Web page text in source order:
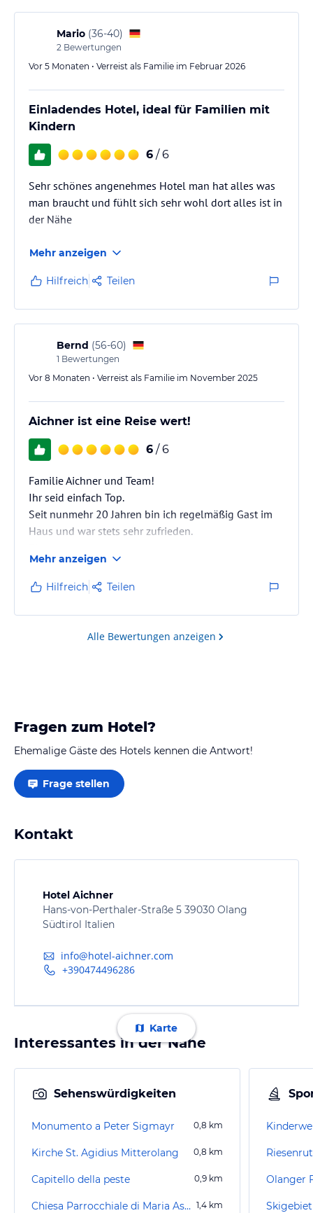
Mario (36-40)
2 Bewertungen
Vor 5 Monaten • Verreist als Familie im Februar 2026
Einladendes Hotel, ideal für Familien mit
Kindern
6 / 6
Sehr schönes angenehmes Hotel man hat alles was
man braucht und fühlt sich sehr wohl dort alles ist in
der Nähe
Mehr anzeigen
Hilfreich Teilen
Bernd (56-60)
1 Bewertungen
Vor 8 Monaten • Verreist als Familie im November 2025
Aichner ist eine Reise wert!
6 / 6
Familie Aichner und Team!
Ihr seid einfach Top.
Seit nunmehr 20 Jahren bin ich regelmäßig Gast im
Haus und war stets sehr zufrieden.
Service super
Lage super
Und die familiäre Atmosphäre mit einem Gefühl des
Dazugehörens gibt dem Aufenthalt eine
Mehr anzeigen
Hilfreich Teilen
Alle Bewertungen anzeigen
Fragen zum Hotel?
Ehemalige Gäste des Hotels kennen die Antwort!
Frage stellen
Kontakt
Hotel Aichner
Hans-von-Perthaler-Straße 5 39030 Olang
Südtirol Italien
info@hotel-aichner.com
+390474496286
Karte
Interessantes in der Nähe
Sehenswürdigkeiten
Monumento a Peter Sigmayr 0,8 km
Kirche St. Agidius Mitterolang 0,8 km
Capitello della peste 0,9 km
Chiesa Parrocchiale di Maria Assunta 1,4 km
Olanger